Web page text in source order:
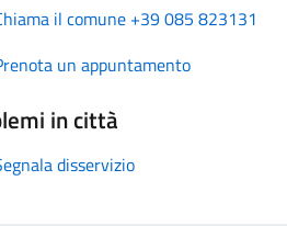
il comune +39 085 823131
un appuntamento
in città
disservizio